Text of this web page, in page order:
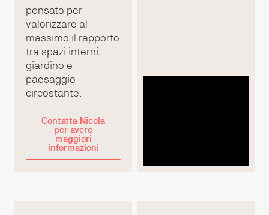
pensato per
valorizzare al
massimo il rapporto
tra spazi interni,
giardino e
paesaggio
circostante.
Contatta Nicola
per avere
maggiori
informazioni